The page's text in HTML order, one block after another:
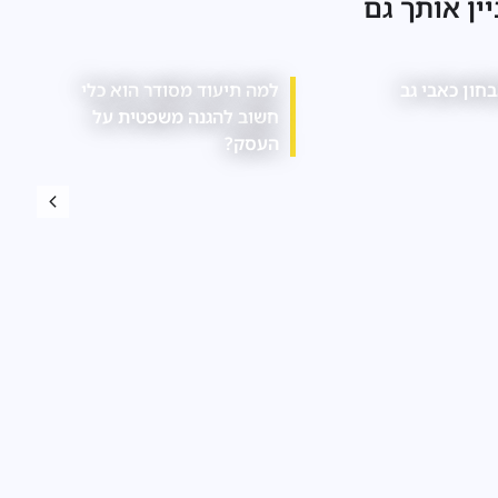
אותך גם
לקויות למידה
אילו חובות רגולטוריות חלות
על עסקים בתחום המזון?